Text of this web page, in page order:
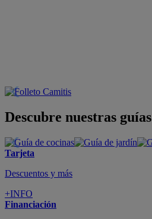
Descubre nuestras guías
Tarjeta
Descuentos y más
+INFO
Financiación